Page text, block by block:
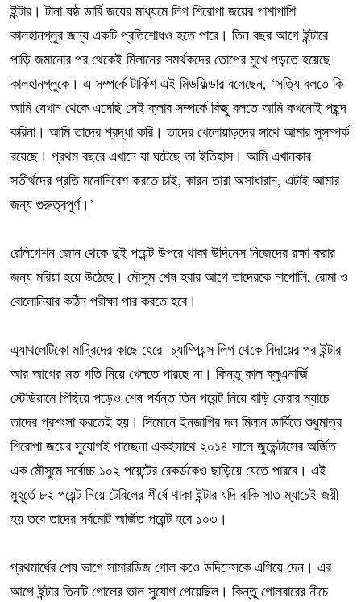
ইন্টার। টানা ষষ্ঠ ডার্বি জয়ের মাধ্যমে লিগ শিরোপা জয়ের পাশাপাশি
কালহানগ্লুর জন্য একটি প্রতিশোধও হতে পারে। তিন বছর আগে ইন্টারে
পাড়ি জমানোর পর থেকেই মিলানের সমর্থকদের তোপের মুখে পড়তে হয়েছে
কালহানগ্লুকে। এ সম্পর্কে টার্কিশ এই মিডফিল্ডার বলেছেন, ‘সত্যি বলতে কি
আমি যেখান থেকে এসেছি সেই ক্লাব সম্পর্কে কিছু বলতে আমি কখনোই পছন্দ
করিনা। আমি তাদের শ্রদ্ধা করি। তাদের খেলোয়াড়দের সাথে আমার সুসম্পর্ক
রয়েছে। প্রথম বছরে এখানে যা ঘটেছে তা ইতিহাস। আমি এখানকার
সতীর্থদের প্রতি মনোনিবেশ করতে চাই, কারন তারা অসাধারান, এটাই আমার
জন্য গুরুত্বপূর্ণ।’
রেলিগেশন জোন থেকে দুই পয়েন্ট উপরে থাকা উদিনেস নিজেদের রক্ষা করার
জন্য মরিয়া হয়ে উঠেছে। মৌসুম শেষ হবার আগে তাদেরকে নাপোলি, রোমা ও
বোলোনিয়ার কঠিন পরীক্ষা পার করতে হবে।
এ্যাথলেটিকো মাদ্রিদের কাছে হেরে চ্যাম্পিয়ন্স লিগ থেকে বিদায়ের পর ইন্টার
আর আগের মত গতি নিয়ে খেলতে পারছে না। কিন্তু কাল ব্লুএনার্জি
স্টেডিয়ামে পিছিয়ে পড়েও শেষ পর্যন্ত তিন পয়েন্ট নিয়ে বাড়ি ফেরার ম্যাচে
তাদের প্রশংসা করতেই হয়। সিমোনে ইনজাগির দল মিলান ডার্বিতে শুধুমাত্র
শিরোপা জয়ের সুযোগই পাচ্ছেনা একইসাথে ২০১৪ সালে জুভেন্টাসের অর্জিত
এক মৌসুমে সর্বোচ্চ ১০২ পয়েন্টের রেকর্ডকেও ছাড়িয়ে যেতে পারবে। এই
মুহূর্তে ৮২ পয়েন্ট নিয়ে টেবিলের শীর্ষে থাকা ইন্টার যদি বাকি সাত ম্যাচেই জয়ী
হয় তবে তাদের সর্বমোট অর্জিত পয়েন্ট হবে ১০৩।
প্রথমার্ধের শেষ ভাগে সামারডিজ গোল কওে উদিনেসকে এগিয়ে দেন। এর
আগে ইন্টার তিনটি গোলের ভাল সুযোগ পেয়েছিল। কিন্তু গোলবারের নীচে